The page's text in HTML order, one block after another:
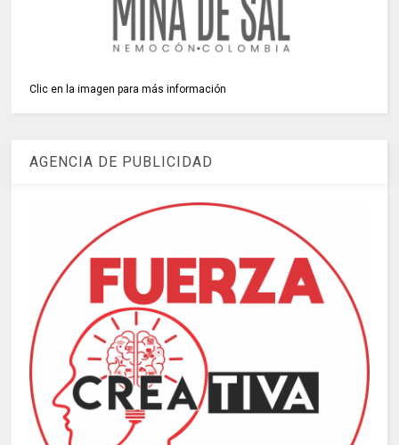
Clic en la imagen para más información
AGENCIA DE PUBLICIDAD